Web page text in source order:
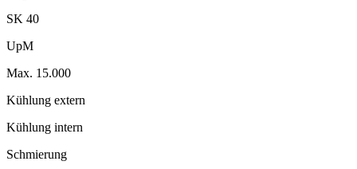
SK 40
UpM
Max. 15.000
Kühlung extern
Kühlung intern
Schmierung